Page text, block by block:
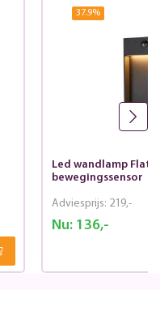
37.9%
Led wandlamp Flatt
bewegingssensor
Nu:136,-
Adviesprijs: 219,-